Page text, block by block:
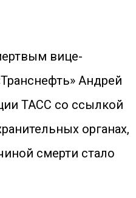
вице-
Андрей
ТАСС со ссылкой
органах,
смерти стало